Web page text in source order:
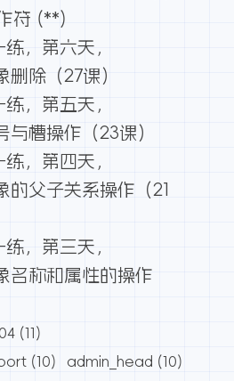
符 (**)
，第六天，
除（27课）
，第五天，
槽操作（23课）
，第四天，
父子关系操作（21
，第三天，
称和属性的操作
(11)
(10) admin_head (10)